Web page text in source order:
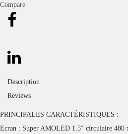
Compare
Description
Reviews
PRINCIPALES CARACTÉRISTIQUES :
Ecran : Super AMOLED 1.5″ circulaire 480